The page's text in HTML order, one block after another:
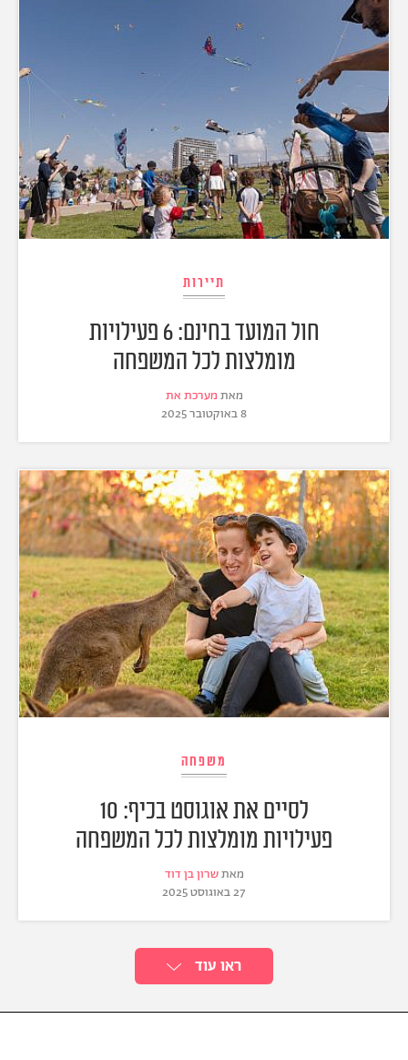
תיירות
חול המועד בחינם: 6 פעילויות
מומלצות לכל המשפחה
מאת מערכת את
8 באוקטובר 2025
משפחה
לסיים את אוגוסט בכיף: 10
פעילויות מומלצות לכל המשפחה
מאתשרון בן דוד
27 באוגוסט 2025
ראו עוד